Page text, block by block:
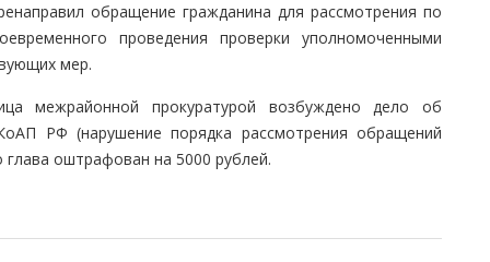
обращение гражданина для рассмотрения по
проведения проверки уполномоченными
мер.
межрайонной прокуратурой возбуждено дело об
РФ (нарушение порядка рассмотрения обращений
оштрафован на 5000 рублей.